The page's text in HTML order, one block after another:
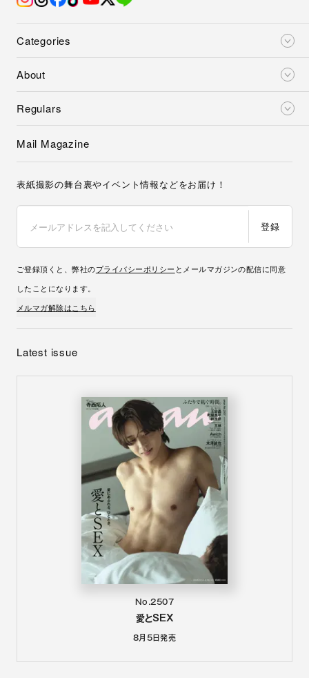
Categories
About
Regulars
Mail Magazine
表紙撮影の舞台裏やイベント情報などをお届け！
登録
ご登録頂くと、弊社のプライバシーポリシー とメールマガジンの配信に同意
したことになります。
メルマガ解除はこちら
Latest issue
No.2507
愛とSEX
8月5日発売